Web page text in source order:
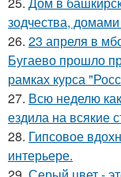
зодчества,
26. 23 апреля в
Бугаево прошло
рамках курса
27. Всю неделю
ездила на всякие
28. Гипсовое
интерьере.